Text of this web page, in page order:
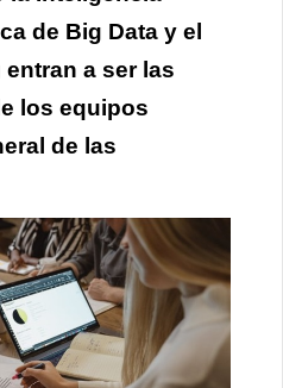
de Big Data y el
a ser las
los equipos
de las